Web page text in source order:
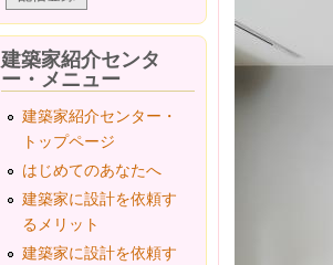
建築家紹介センタ
ー・メニュー
建築家紹介センター・
トップページ
はじめてのあなたへ
建築家に設計を依頼す
るメリット
建築家に設計を依頼す